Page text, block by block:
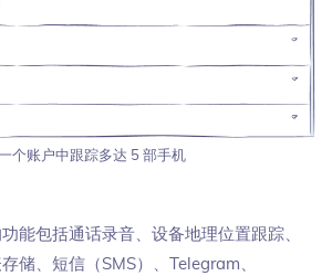
个账户中跟踪多达 5 部手机
能包括通话录音、设备地理位置跟踪、
储、短信（SMS）、Telegram、